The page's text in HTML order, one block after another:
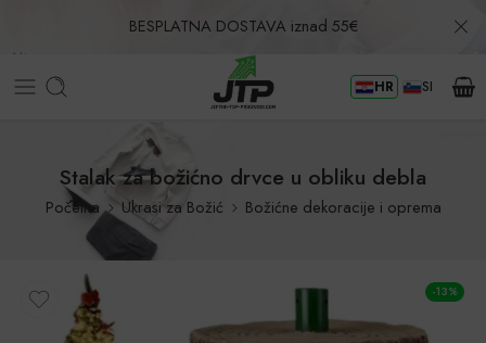
BESPLATNA DOSTAVA iznad 55€
Povrat u roku od 30 dana! HR SI
Stalak za božićno drvce u obliku debla
Početna Ukrasi za Božić Božićne dekoracije i oprema
-13%